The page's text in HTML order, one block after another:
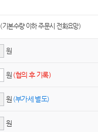
(기본수량 이하 주문시 전화요망)
원
원 (협의 후 기록)
원 (부가세 별도)
원